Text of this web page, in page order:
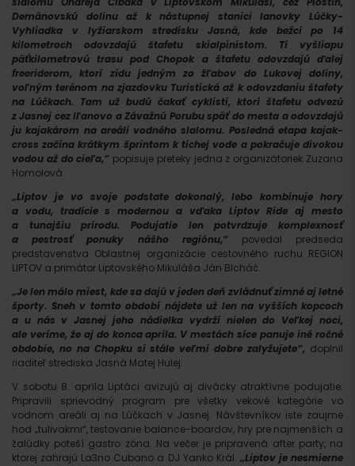
Demänovskú dolinu až k nástupnej stanici lanovky Lúčky-
Vyhliadka v lyžiarskom stredisku Jasná, kde bežci po 14
kilometroch odovzdajú štafetu skialpinistom. Tí vyšliapu
päťkilometrovú trasu pod Chopok a štafetu odovzdajú ďalej
freeriderom, ktorí zídu jedným zo žľabov do Lukovej doliny,
voľným terénom na zjazdovku Turistická až k odovzdaniu štafety
na Lúčkach. Tam už budú čakať cyklisti, ktorí štafetu odvezú
z Jasnej cez Iľanovo a Závažnú Porubu späť do mesta a odovzdajú
ju kajakárom na areáli vodného slalomu. Posledná etapa kajak-
cross začína krátkym šprintom k tichej vode a pokračuje divokou
vodou až do cieľa,“ popisuje preteky jedna z organizátoriek Zuzana
Homolová.
„Liptov je vo svoje podstate dokonalý, lebo kombinuje hory
a vodu, tradície s modernou a vďaka Liptov Ride aj mesto
a tunajšiu prírodu. Podujatie len potvrdzuje komplexnosť
a pestrosť ponuky nášho regiónu,“povedal predseda
predstavenstva Oblastnej organizácie cestovného ruchu REGION
LIPTOV a primátor Liptovského Mikuláša Ján Blcháč.
„Je len málo miest, kde sa dajú v jeden deň zvládnuť zimné aj letné
športy. Sneh v tomto období nájdete už len na vyšších kopcoch
a u nás v Jasnej jeho nádielka vydrží nielen do Veľkej noci,
ale veríme, že aj do konca apríla. V mestách síce panuje iné ročné
obdobie, no na Chopku si stále veľmi dobre zalyžujete“, doplnil
riaditeľ strediska Jasná Matej Hulej.
V sobotu 8. apríla Liptáci avizujú aj divácky atraktívne podujatie.
Pripravili sprievodný program pre všetky vekové kategórie vo
vodnom areáli aj na Lúčkach v Jasnej. Návštevníkov iste zaujme
hod „tulivakmi“, testovanie balance-boardov, hry pre najmenších a
žalúdky poteší gastro zóna. Na večer je pripravená after party, na
ktorej zahrajú La3no Cubano a DJ Yanko Král. „Liptov je nesmierne